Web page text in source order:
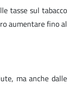
tasse sul tabacco
aumentare fino al
ma anche dalle